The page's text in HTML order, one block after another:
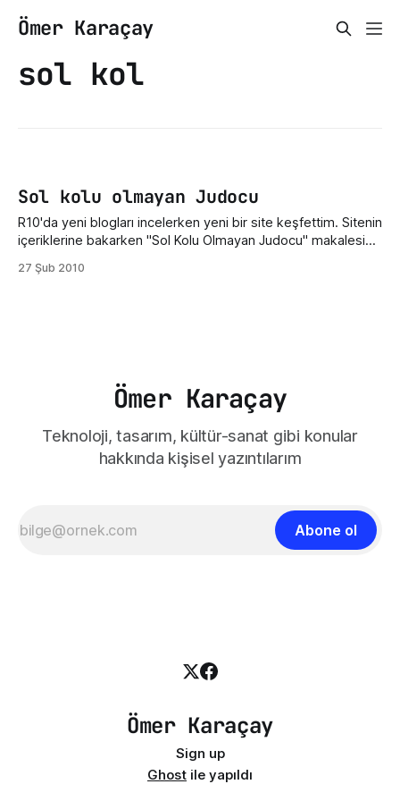
Ömer Karaçay
sol kol
Sol kolu olmayan Judocu
R10'da yeni blogları incelerken yeni bir site keşfettim. Sitenin
içeriklerine bakarken "Sol Kolu Olmayan Judocu" makalesi
yapmam fakat bu yazıyı alıntı yapıyorum: Japonya'da bir
27 Şub 2010
Ömer Karaçay
Teknoloji, tasarım, kültür-sanat gibi konular
hakkında kişisel yazıntılarım
Abone ol
Ömer Karaçay
Sign up
Ghost ile yapıldı